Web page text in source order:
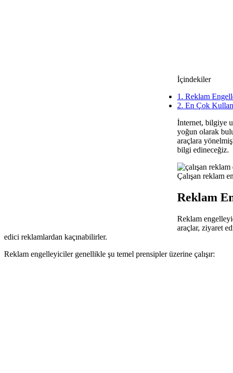
İçindekiler
1. Reklam
2. En Çok
İnternet, bilgiye
yoğun olarak
araçlara
bilgi edineceğiz.
Çalışan reklam
Reklam
Reklam
araçlar, ziyaret
edici reklamlardan kaçınabilirler.
Reklam engelleyiciler genellikle şu temel prensipler üzerine çalışır: